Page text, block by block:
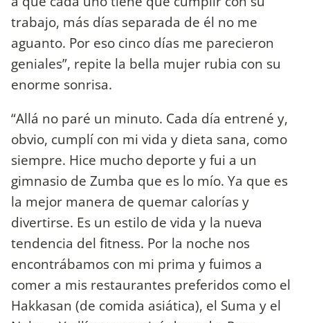
trabajo, más días separada de él no me
aguanto. Por eso cinco días me parecieron
geniales”, repite la bella mujer rubia con su
enorme sonrisa.
“Allá no paré un minuto. Cada día entrené y,
obvio, cumplí con mi vida y dieta sana, como
siempre. Hice mucho deporte y fui a un
gimnasio de Zumba que es lo mío. Ya que es
la mejor manera de quemar calorías y
divertirse. Es un estilo de vida y la nueva
tendencia del fitness. Por la noche nos
encontrábamos con mi prima y fuimos a
comer a mis restaurantes preferidos como el
Hakkasan (de comida asiática), el Suma y el